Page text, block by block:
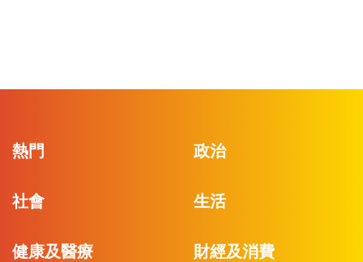
熱門 政治
社會 生活
健康及醫療 財經及消費